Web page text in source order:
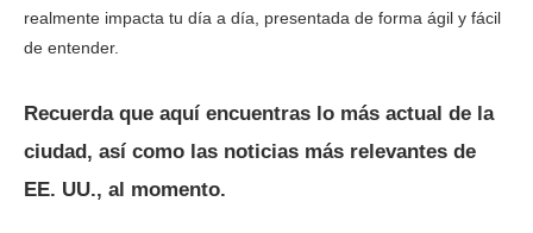
realmente impacta tu día a día, presentada de forma ágil y fácil
de entender.
Recuerda que aquí encuentras lo más actual de la
ciudad, así como las noticias más relevantes de
EE. UU., al momento.